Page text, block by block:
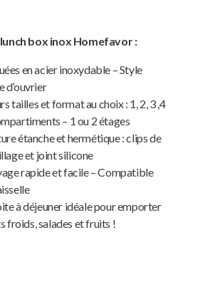
box inox Homefavor :
en acier inoxydable – Style
d’ouvrier
tailles et format au choix : 1, 2, 3 ,4
– 1 ou 2 étages
étanche et hermétique : clips de
et joint silicone
rapide et facile – Compatible
à déjeuner idéale pour emporter
froids, salades et fruits !